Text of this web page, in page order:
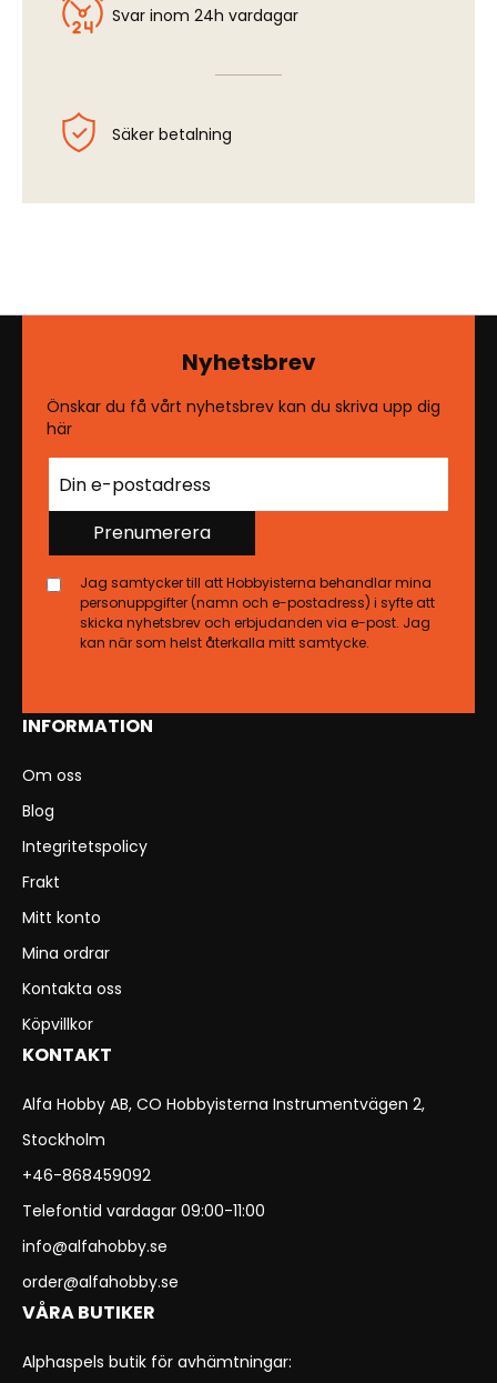
Svar inom 24h vardagar
Säker betalning
INFORMATION
Om oss
Blog
Integritetspolicy
Frakt
Mitt konto
Mina ordrar
Kontakta oss
Köpvillkor
KONTAKT
Alfa Hobby AB, CO Hobbyisterna Instrumentvägen 2,
Stockholm
+46-868459092
Telefontid vardagar 09:00-11:00
info@alfahobby.se
order@alfahobby.se
VÅRA BUTIKER
Alphaspels butik för avhämtningar:
Nyhetsbrev
Önskar du få vårt nyhetsbrev kan du skriva upp dig
här
Prenumerera
Jag samtycker till att Hobbyisterna behandlar mina
personuppgifter (namn och e-postadress) i syfte att
skicka nyhetsbrev och erbjudanden via e-post. Jag
kan när som helst återkalla mitt samtycke.